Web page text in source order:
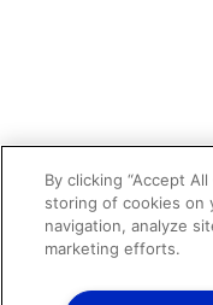
By clicking “Accept
storing of cookies on
navigation, analyze
marketing efforts.